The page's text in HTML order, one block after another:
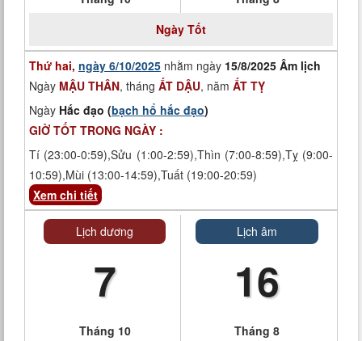
Ngày Tốt
Thứ hai, ngày 6/10/2025 nhằm ngày 15/8/2025 Âm lịch
Ngày MẬU THÂN, tháng ẤT DẬU, năm ẤT TỴ
Ngày Hắc đạo (bạch hổ hắc đạo)
GIỜ TỐT TRONG NGÀY :
Tí (23:00-0:59),Sửu (1:00-2:59),Thìn (7:00-8:59),Tỵ (9:00-
10:59),Mùi (13:00-14:59),Tuất (19:00-20:59)
Xem chi tiết
Lịch dương
7
Tháng 10
Lịch âm
16
Tháng 8